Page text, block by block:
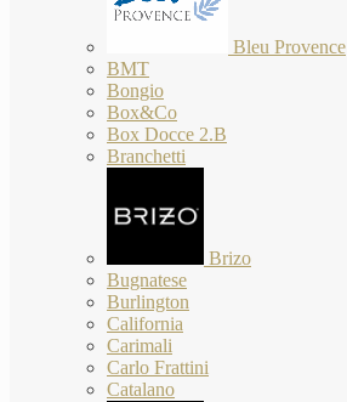
Bleu Provence
BMT
Bongio
Box&Co
Box Docce 2.B
Branchetti
Brizo
Bugnatese
Burlington
California
Carimali
Carlo Frattini
Catalano